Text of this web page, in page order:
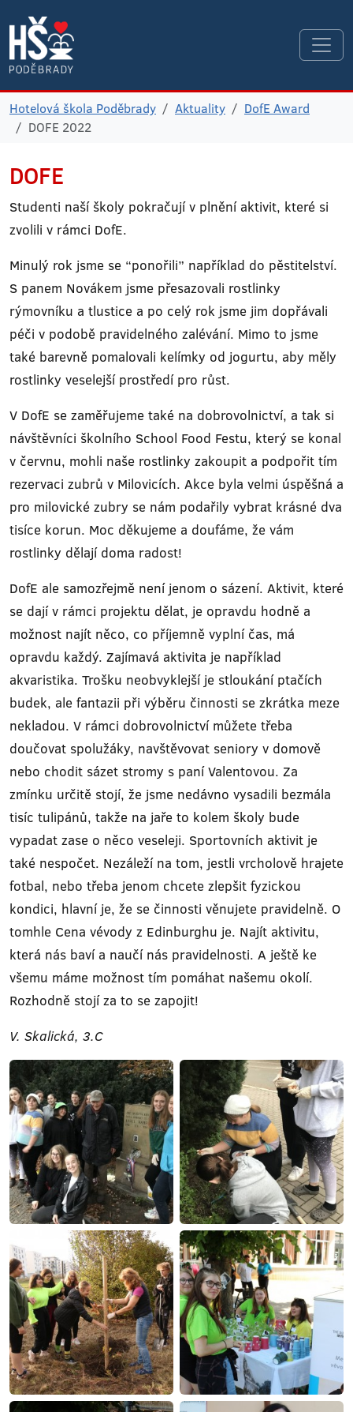
Hotelová škola Poděbrady Aktuality
DofE Award
DOFE 2022
DOFE
Studenti naší školy pokračují v plnění aktivit, které si
zvolili v rámci DofE.
Minulý rok jsme se “ponořili” například do pěstitelství.
S panem Novákem jsme přesazovali rostlinky
rýmovníku a tlustice a po celý rok jsme jim dopřávali
péči v podobě pravidelného zalévání. Mimo to jsme
také barevně pomalovali kelímky od jogurtu, aby měly
rostlinky veselejší prostředí pro růst.
V DofE se zaměřujeme také na dobrovolnictví, a tak si
návštěvníci školního School Food Festu, který se konal
v červnu, mohli naše rostlinky zakoupit a podpořit tím
rezervaci zubrů v Milovicích. Akce byla velmi úspěšná a
pro milovické zubry se nám podařily vybrat krásné dva
tisíce korun. Moc děkujeme a doufáme, že vám
rostlinky dělají doma radost!
DofE ale samozřejmě není jenom o sázení. Aktivit, které
se dají v rámci projektu dělat, je opravdu hodně a
možnost najít něco, co příjemně vyplní čas, má
opravdu každý. Zajímavá aktivita je například
akvaristika. Trošku neobvyklejší je stloukání ptačích
budek, ale fantazii při výběru činnosti se zkrátka meze
nekladou. V rámci dobrovolnictví můžete třeba
doučovat spolužáky, navštěvovat seniory v domově
nebo chodit sázet stromy s paní Valentovou. Za
zmínku určitě stojí, že jsme nedávno vysadili bezmála
tisíc tulipánů, takže na jaře to kolem školy bude
vypadat zase o něco veseleji. Sportovních aktivit je
také nespočet. Nezáleží na tom, jestli vrcholově hrajete
fotbal, nebo třeba jenom chcete zlepšit fyzickou
kondici, hlavní je, že se činnosti věnujete pravidelně. O
tomhle Cena vévody z Edinburghu je. Najít aktivitu,
která nás baví a naučí nás pravidelnosti. A ještě ke
všemu máme možnost tím pomáhat našemu okolí.
Rozhodně stojí za to se zapojit!
V. Skalická, 3.C